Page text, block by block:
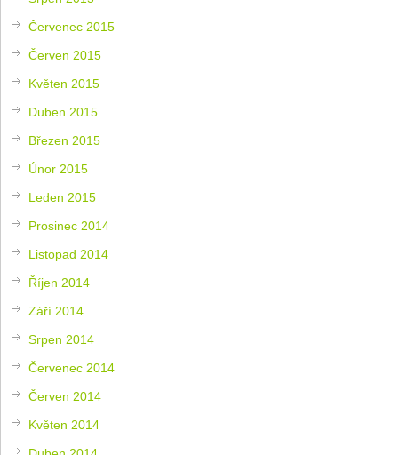
Červenec 2015
Červen 2015
Květen 2015
Duben 2015
Březen 2015
Únor 2015
Leden 2015
Prosinec 2014
Listopad 2014
Říjen 2014
Září 2014
Srpen 2014
Červenec 2014
Červen 2014
Květen 2014